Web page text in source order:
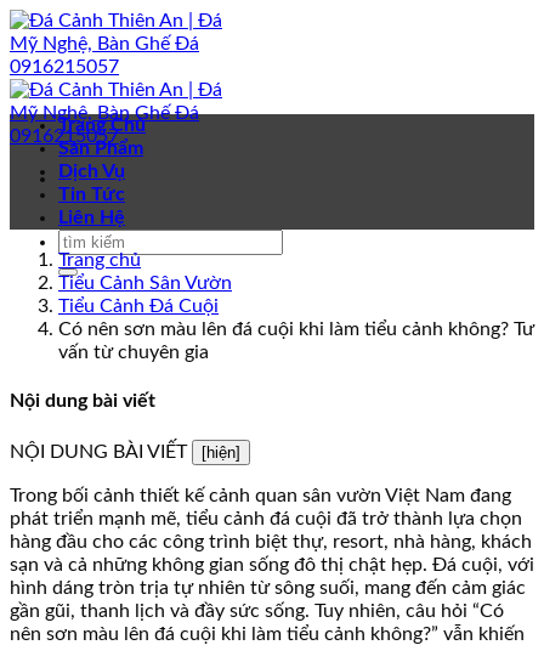
Bỏ
qua
nội
dung
Trang Chủ
Sản Phẩm
Dịch Vụ
Tin Tức
Liên Hệ
Trang chủ
Tiểu Cảnh Sân Vườn
Tiểu Cảnh Đá Cuội
Có nên sơn màu lên đá cuội khi làm tiểu cảnh không? Tư
vấn từ chuyên gia
Nội dung bài viết
NỘI DUNG BÀI VIẾT [hiện]
Trong bối cảnh thiết kế cảnh quan sân vườn Việt Nam đang
phát triển mạnh mẽ, tiểu cảnh đá cuội đã trở thành lựa chọn
hàng đầu cho các công trình biệt thự, resort, nhà hàng, khách
sạn và cả những không gian sống đô thị chật hẹp. Đá cuội, với
hình dáng tròn trịa tự nhiên từ sông suối, mang đến cảm giác
gần gũi, thanh lịch và đầy sức sống. Tuy nhiên, câu hỏi “Có
nên sơn màu lên đá cuội khi làm tiểu cảnh không?” vẫn khiến